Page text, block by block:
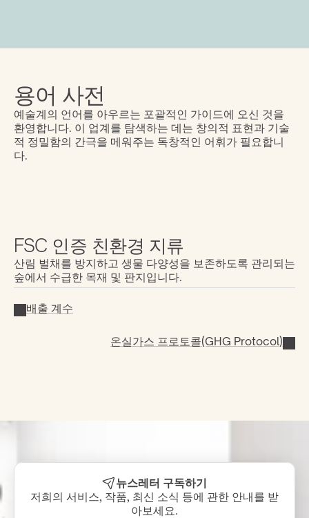
용어 사전
예술계의 언어를 아우르는 포괄적인 가이드에 오신 것을
환영합니다. 이 업계를 탐색하는 데는 창의적 표현과 기술
적 정밀함의 간극을 메워주는 독창적인 어휘가 필요합니
다.
FSC 인증 친환경 지류
산림 벌채를 방지하고 생물 다양성을 보존하도록 관리되는
숲에서 수급한 목재 및 판지입니다.
배출 계수
온실가스 프로토콜(GHG Protocol)
뉴스레터 구독하기
저희의 서비스, 작품, 최신 소식 등에 관한 안내를 받
아보세요.